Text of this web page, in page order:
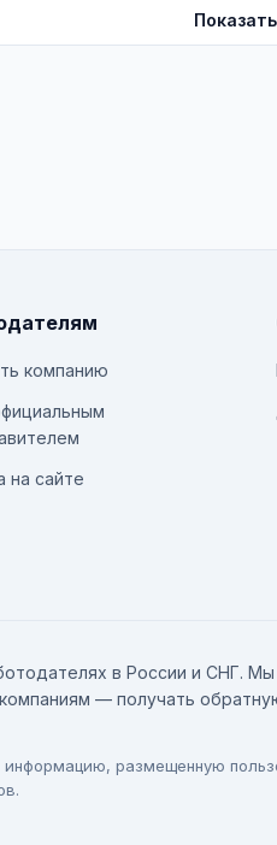
компанию
на сайте
в России и СНГ.
— получать
информацию, размещенную